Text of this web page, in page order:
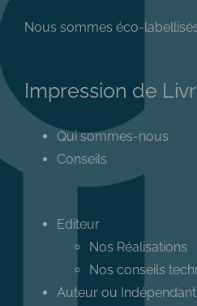
Nous sommes éco-labellisés
Impression de
Qui sommes-nous
Conseils
Editeur
Nos Réalisations
Nos conseils
Auteur ou Indépendant